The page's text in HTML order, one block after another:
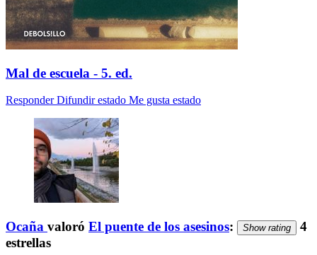
Mal de escuela - 5. ed.
Responder Difundir estado Me gusta estado
Ocaña valoró El puente de los asesinos: Show rating
4
estrellas